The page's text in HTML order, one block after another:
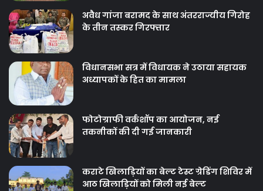
अवैध गांजा बरामद के साथ अंतरराज्यीय गिरोह
के तीन तस्कर गिरफ्तार
विधानसभा सत्र में विधायक ने उठाया सहायक
अध्यापकों के हित का मामला
फोटोग्राफी वर्कशॉप का आयोजन, नई
तकनीकों की दी गई जानकारी
कराटे खिलाड़ियों का बेल्ट टेस्ट ग्रेडिंग शिविर में
आठ खिलाड़ियों को मिली नई बेल्ट